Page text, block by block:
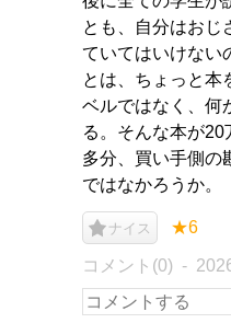
とも、自分はおじ
ていてはいけない
とは、ちょっと本
ベルではなく、何
る。そんな本が20
多分、買い手側の
ではなかろうか。
ナイス ★6
コメント(0)